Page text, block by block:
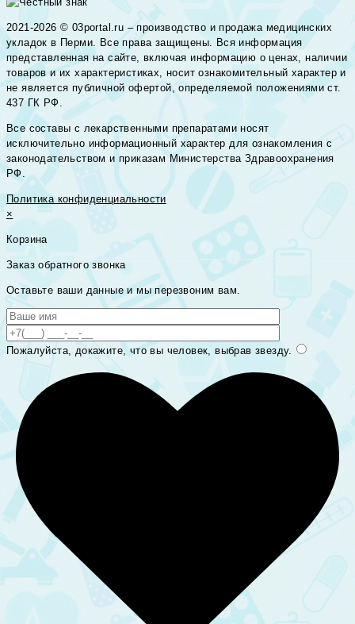
2021-2026 © 03portal.ru – производство и продажа медицинских
укладок в Перми. Все права защищены. Вся информация
представленная на сайте, включая информацию о ценах, наличии
товаров и их характеристиках, носит ознакомительный характер и
не является публичной офертой, определяемой положениями ст.
437 ГК РФ.
Все составы с лекарственными препаратами носят
исключительно информационный характер для ознакомления с
законодательством и приказам Министерства Здравоохранения
РФ.
Политика конфиденциальности
×
Корзина
Заказ обратного звонка
Оставьте ваши данные и мы перезвоним вам.
Пожалуйста, докажите, что вы человек, выбрав звезду.